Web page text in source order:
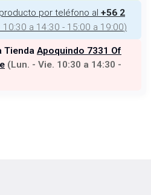
por teléfono al +56 2
10:30 a 14:30 - 15:00 a 19:00)
Tienda Apoquindo 7331 Of
(Lun. - Vie. 10:30 a 14:30 -